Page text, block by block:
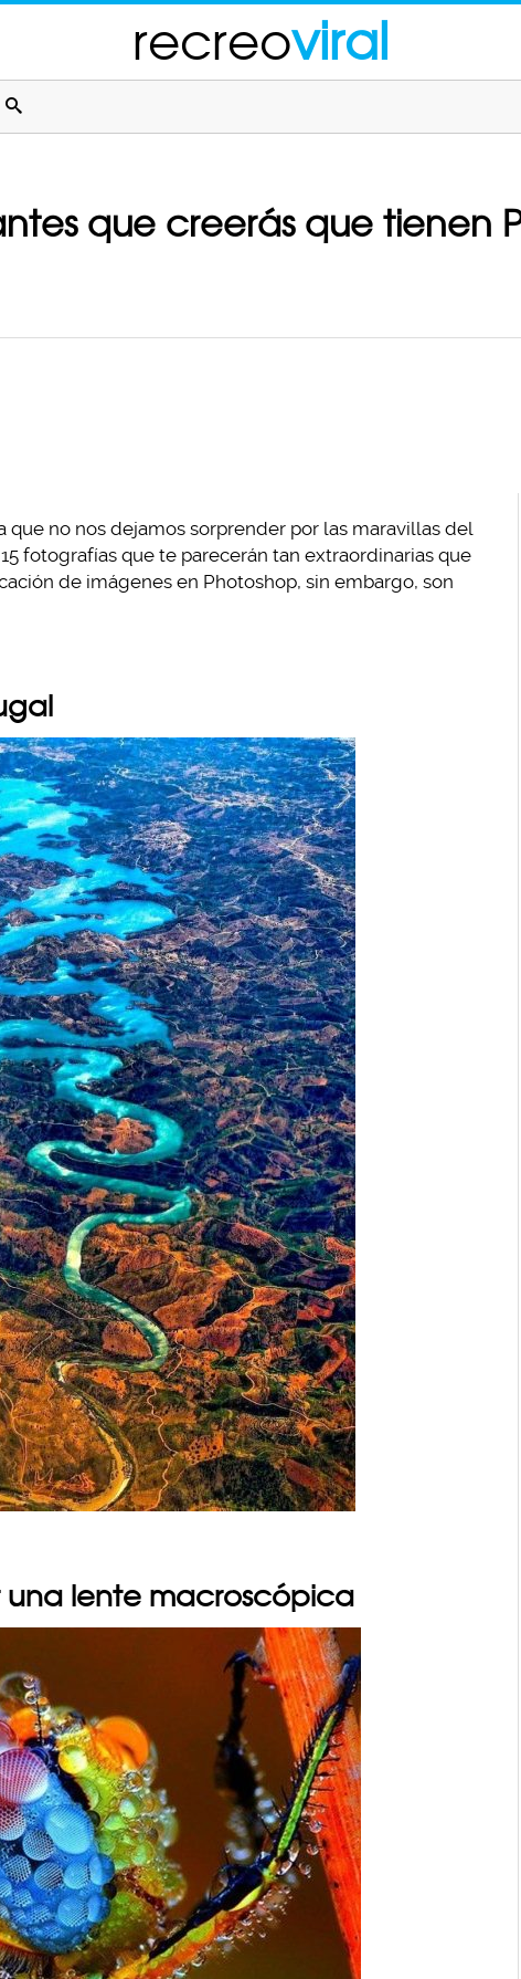
recreoviral
que creerás que tienen
que no nos dejamos sorprender por las maravillas del
fotografías que te parecerán tan extraordinarias que
de imágenes en Photoshop, sin embargo, son
lente macroscópica